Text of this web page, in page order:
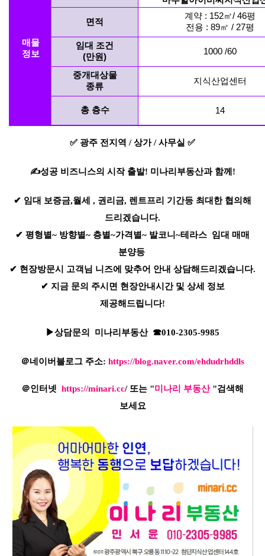
매물
정보
면적
계약 : 152㎡/ 46평
전용 : 89㎡ / 27평
임대 조건
(만원)
1000 /60
중개대상물
종류
지식산업센터
총 층수 14
✅ 광주 전지역 / 상가 / 사무실 ✅
✍성공 비즈니스의 시작 출발! 미나리부동산과 함께!
✔ 임대 보증금,월세 , 권리금, 렌트프리 기간등 최대한 협의해
드리겠습니다.
✔ 평형별~ 방향별~ 층별~가격별~ 발코니~테라스 임대 매매
분양등
✔ 현장방문시 고객님 니즈에 맞추어 안내 상담해드리겠습니다.
✔ 지금 문의 주시면 현장안내시간 및 상세 정보
제공해드립니다!
▶상담문의 미나리부동산 ☎010-2305-9985
＠네이버블로그 주소: https://blog.naver.com/ehdudrhddls
＠인터넷 https://minari.cc/또는 "미나리 부동산"검색해
보세요